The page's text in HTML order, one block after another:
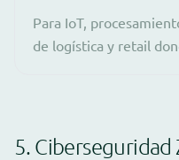
Para IoT,
de logística y retail
5. Ciberseguridad